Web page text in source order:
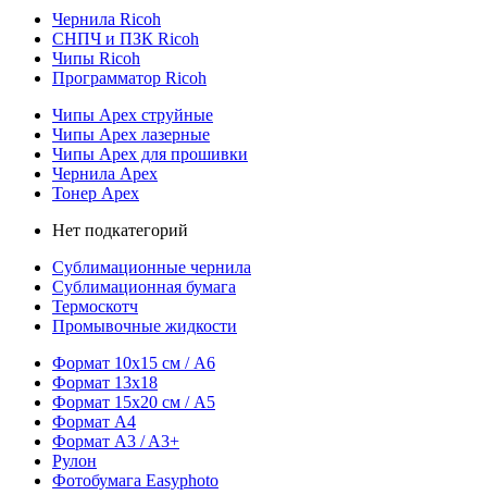
Чернила Ricoh
СНПЧ и ПЗК Ricoh
Чипы Ricoh
Программатор Ricoh
Чипы Apex струйные
Чипы Apex лазерные
Чипы Apex для прошивки
Чернила Apex
Тонер Apex
Нет подкатегорий
Сублимационные чернила
Сублимационная бумага
Термоскотч
Промывочные жидкости
Формат 10х15 см / A6
Формат 13х18
Формат 15х20 см / A5
Формат А4
Формат A3 / A3+
Рулон
Фотобумага Easyphoto